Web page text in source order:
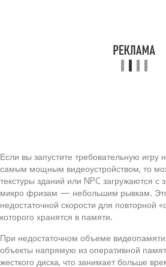
Если вы запустите требовательную игру
самым мощным видеоустройством, то
текстуры зданий или NPC загружаются с
микро фризам — небольшим рывкам. Это
недостаточной скорости для повторной
которого хранятся в памяти.
При недостаточном объеме видеопамяти
объекты напрямую из оперативной
жесткого диска, что занимает больше